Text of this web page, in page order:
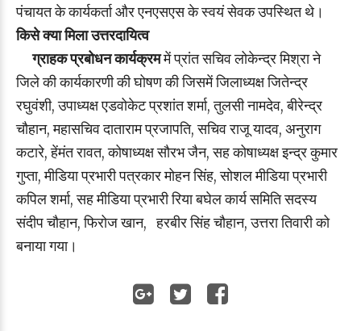
पंचायत के कार्यकर्ता और एनएसएस के स्वयं सेवक उपस्थित थे।
किसे क्या मिला उत्तरदायित्व
ग्राहक प्रबोधन कार्यक्रममें प्रांत सचिव लोकेन्द्र मिश्रा ने
जिले की कार्यकारणी की घोषण की जिसमें जिलाध्यक्ष जितेन्द्र
रघुवंशी, उपाध्यक्ष एडवोकेट प्रशांत शर्मा, तुलसी नामदेव, बीरेन्द्र
चौहान, महासचिव दाताराम प्रजापति, सचिव राजू यादव, अनुराग
कटारे, हेंमंत रावत, कोषाध्यक्ष सौरभ जैन, सह कोषाध्यक्ष इन्द्र कुमार
गुप्ता, मीडिया प्रभारी पत्रकार मोहन सिंह, सोशल मीडिया प्रभारी
कपिल शर्मा, सह मीडिया प्रभारी रिया बघेल कार्य समिति सदस्य
संदीप चौहान, फिरोज खान, हरबीर सिंह चौहान, उत्तरा तिवारी को
बनाया गया।